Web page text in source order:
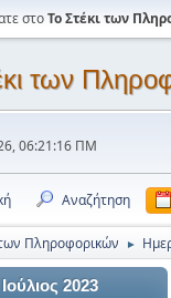
στοΤο Στέκι των
των
06:21:16 ΠΜ
Αναζήτηση
Πληροφορικών ►
Ιούλιος 2023